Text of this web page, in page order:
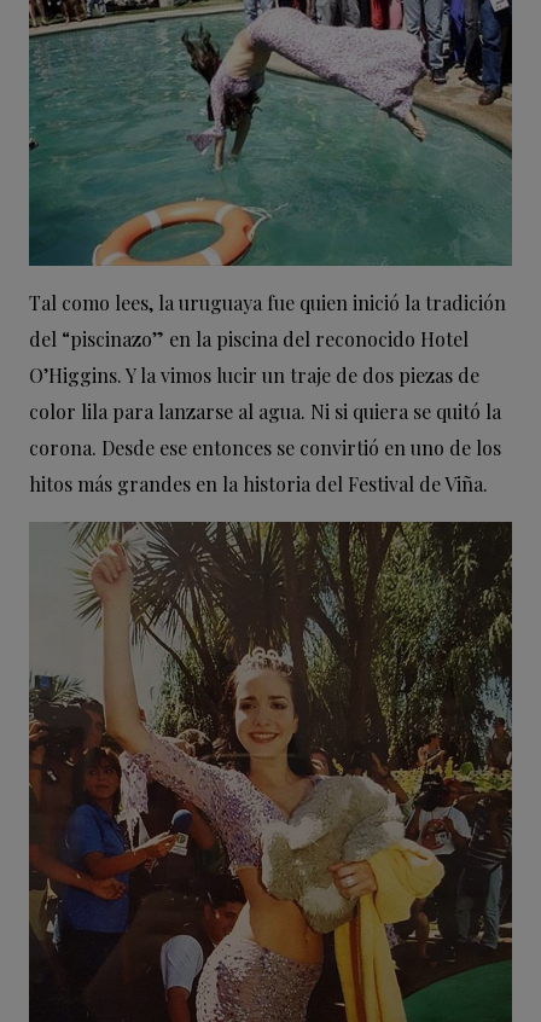
Tal como lees, la uruguaya fue quien inició la tradición
del “piscinazo” en la piscina del reconocido Hotel
O’Higgins. Y la vimos lucir un traje de dos piezas de
color lila para lanzarse al agua. Ni si quiera se quitó la
corona. Desde ese entonces se convirtió en uno de los
hitos más grandes en la historia del Festival de Viña.